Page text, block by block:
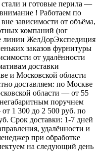
и готовые перила —
! Работаем по
зависимости от объёма,
компаний (юг
ЖелДорЭкспедиция
заказов фурнитуры
от удалённости
доставки
и Московской области
доставляем: по Москве
области — от 55
поручнем
1 300 до 2 500 руб. по
Срок доставки: 1-7 дней
удалённости и
при обработке
на следующий день